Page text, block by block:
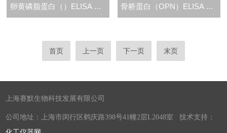
卵黄磷脂蛋白（）ELISA 试剂盒 骨桥蛋白（OPN）ELISA 试剂盒
首页 上一页 下一页 末页
上海赛默生物科技发展有限公司
公司地址：上海市闵行区鹤庆路398号41幢2层L2048室 技术支持：